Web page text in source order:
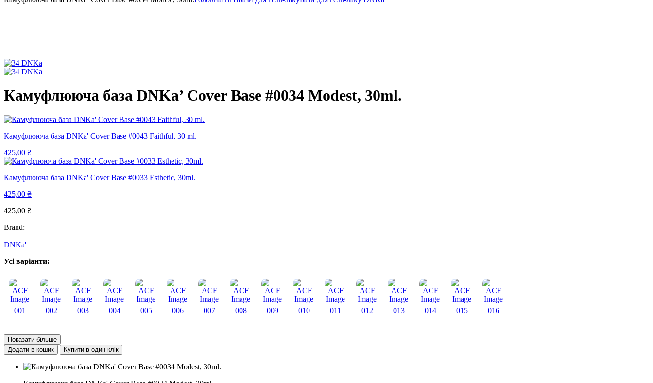
Камуфлююча база DNKa’ Cover Base #0034 Modest, 30ml.
Камуфлююча база DNKa' Cover Base #0043 Faithful, 30 ml.
425,00 ₴
Камуфлююча база DNKa' Cover Base #0033 Esthetic, 30ml.
425,00 ₴
425,00 ₴
Brand:
DNKa'
Усі варіанти:
001 002 003 004 005 006 007 008 009 010 011 012 013 014 015 016
Показати більше
Додати в кошик
Купити в один клік